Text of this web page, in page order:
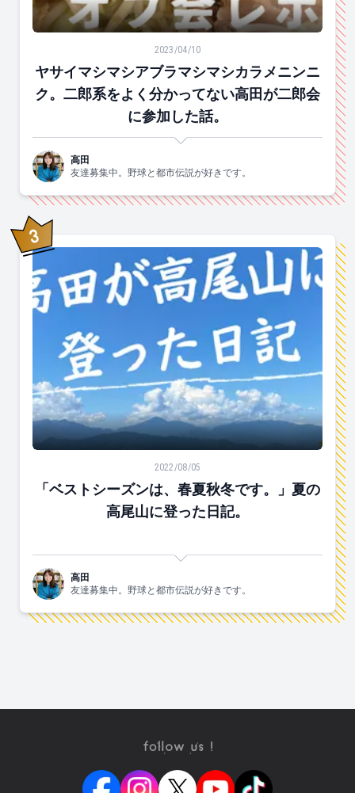
ヤサイマシマシアブラマシマシカラメニンニク。二郎
2023/04/10
ヤサイマシマシアブラマシマシカラメニンニ
ク。二郎系をよく分かってない高田が二郎会
に参加した話。
高田
友達募集中。野球と都市伝説が好きです。
3位
「ベストシーズンは、春夏秋冬です。」夏の高尾山に登
2022/08/05
「ベストシーズンは、春夏秋冬です。」夏の
高尾山に登った日記。
高田
友達募集中。野球と都市伝説が好きです。